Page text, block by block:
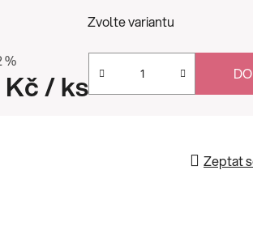
Zvolte variantu
%
/ ks
Zeptat